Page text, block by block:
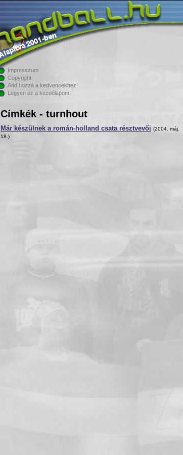
Impresszum
Copyright
Add hozzá a kedvencekhez!
Legyen ez a kezdőlapom!
Címkék - turnhout
Már készülnek a román-holland csata résztvevői (2004. máj.
18.)